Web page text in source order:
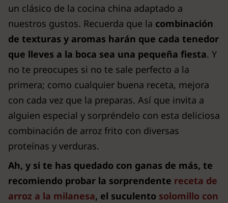
un clásico de la cocina china adaptado a
nuestros gustos. Recuerda que la combinación
de texturas y aromas harán que cada tenedor
que lleves a la boca sea una pequeña fiesta. Y
no te preocupes si no te sale perfecto a la
primera; como cualquier buena receta, mejora
con cada vez que la preparas. Así que invita a
alguien especial y sorpréndelo con esta deliciosa
combinación de arroz frito con diversas
proteínas y verduras.
Ah, y si te has quedado con ganas de más, te
recomiendo probar la sorprendente receta de
arroz a la milanesa, el suculento solomillo con